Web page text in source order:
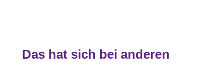
Das hat sich bei anderen